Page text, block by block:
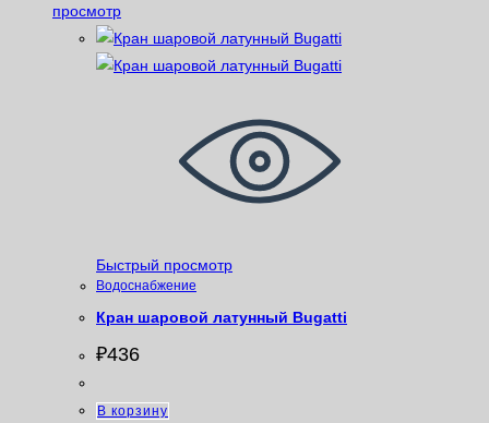
просмотр
Быстрый просмотр
Водоснабжение
Кран шаровой латунный Bugatti
₽436
В корзину